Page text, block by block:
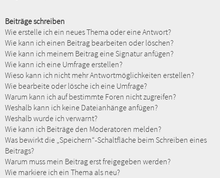
Beiträge schreiben
Wie erstelle ich ein neues Thema oder eine Antwort?
Wie kann ich einen Beitrag bearbeiten oder löschen?
Wie kann ich meinem Beitrag eine Signatur anfügen?
Wie kann ich eine Umfrage erstellen?
Wieso kann ich nicht mehr Antwortmöglichkeiten erstellen?
Wie bearbeite oder lösche ich eine Umfrage?
Warum kann ich auf bestimmte Foren nicht zugreifen?
Weshalb kann ich keine Dateianhänge anfügen?
Weshalb wurde ich verwarnt?
Wie kann ich Beiträge den Moderatoren melden?
Was bewirkt die „Speichern“-Schaltfläche beim Schreiben eines
Beitrags?
Warum muss mein Beitrag erst freigegeben werden?
Wie markiere ich ein Thema als neu?